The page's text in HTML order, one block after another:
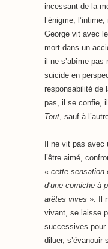
incessant de la
l’énigme,
George vit avec
mort dans un
il ne s’abîme pas
suicide en
responsabilité de
pas, il se confie,
Tout, sauf à
Il ne vit pas
l’être aimé,
« cette sensation
d’une corniche à
arêtes vives ». Il
vivant, se laisse
successives pour
diluer, s’évanouir